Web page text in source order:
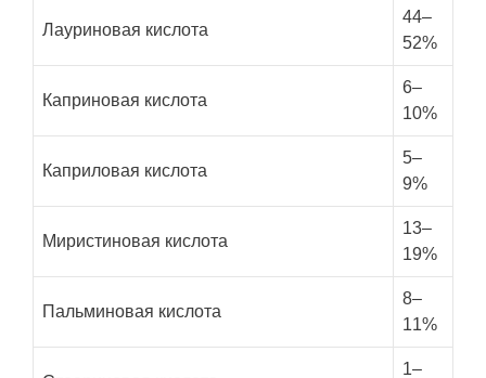
Лауриновая кислота
44–
52%
Каприновая кислота
6–
10%
Каприловая кислота
5–
9%
Миристиновая кислота
13–
19%
Пальминовая кислота
8–
11%
1–